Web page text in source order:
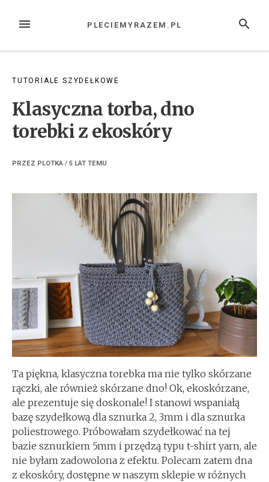
MENU SZUKAJ
PLECIEMYRAZEM.PL
TUTORIALE SZYDEŁKOWE
Klasyczna torba, dno
torebki z ekoskóry
PRZEZ PLOTKA / 5 LAT TEMU
Ta piękna, klasyczna torebka ma nie tylko skórzane
rączki, ale również skórzane dno! Ok, ekoskórzane,
ale prezentuje się doskonale! I stanowi wspaniałą
bazę szydełkową dla sznurka 2, 3mm i dla sznurka
poliestrowego. Próbowałam szydełkować na tej
bazie sznurkiem 5mm i przędzą typu t-shirt yarn, ale
nie byłam zadowolona z efektu. Polecam zatem dna
z ekoskóry, dostępne w naszym sklepie w różnych